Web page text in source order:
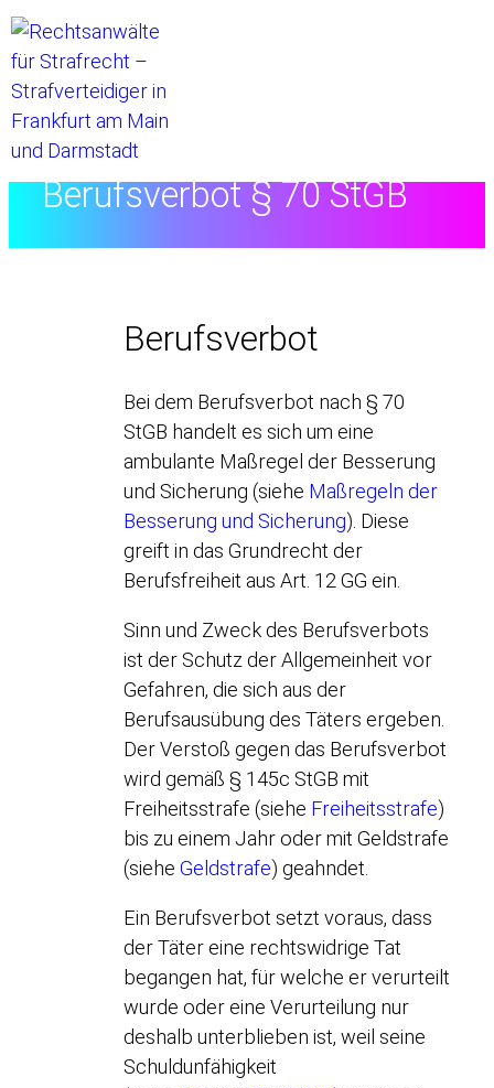
Berufsverbot § 70 StGB
Berufsverbot
Bei dem Berufsverbot nach § 70
StGB handelt es sich um eine
ambulante Maßregel der Besserung
und Sicherung (siehe Maßregeln der
Besserung und Sicherung). Diese
greift in das Grundrecht der
Berufsfreiheit aus Art. 12 GG ein.
Sinn und Zweck des Berufsverbots
ist der Schutz der Allgemeinheit vor
Gefahren, die sich aus der
Berufsausübung des Täters ergeben.
Der Verstoß gegen das Berufsverbot
wird gemäß § 145c StGB mit
Freiheitsstrafe (siehe Freiheitsstrafe)
bis zu einem Jahr oder mit Geldstrafe
(sieheGeldstrafe) geahndet.
Ein Berufsverbot setzt voraus, dass
der Täter eine rechtswidrige Tat
begangen hat, für welche er verurteilt
wurde oder eine Verurteilung nur
deshalb unterblieben ist, weil seine
Schuldunfähigkeit